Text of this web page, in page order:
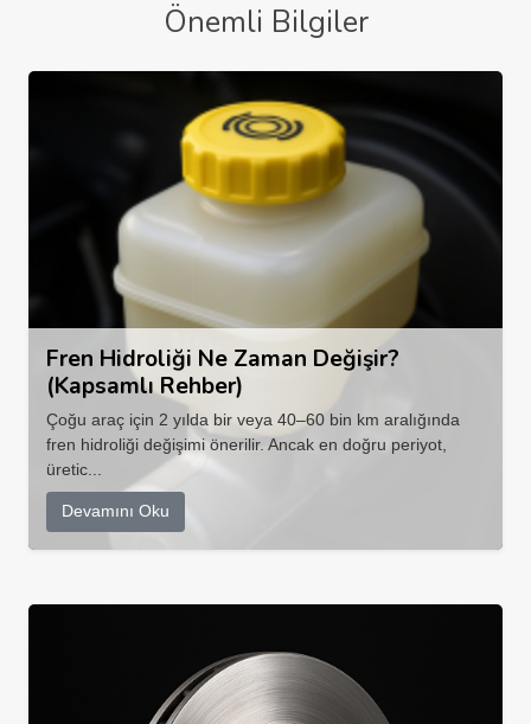
Önemli Bilgiler
Fren Hidroliği Ne Zaman Değişir?
(Kapsamlı Rehber)
Çoğu araç için 2 yılda bir veya 40–60 bin km aralığında
fren hidroliği değişimi önerilir. Ancak en doğru periyot,
üretic...
Devamını Oku